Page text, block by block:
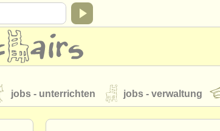
jobs - unterrichten jobs - verwaltung
gestohlene instrumente